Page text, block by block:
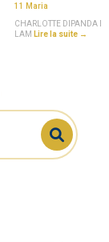
11 Maria
CHARLOTTE DIPANDA
LAM Lire la suite →